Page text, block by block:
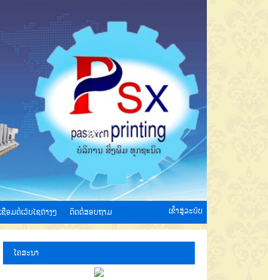
ເຊື່ອມຕໍ່ເວັບໄຊຕ່າງໆ ຕິດຕໍ່ສອບຖາມ ເຂົ້າສູ່ລະບົບ
ໂຄສະນາ